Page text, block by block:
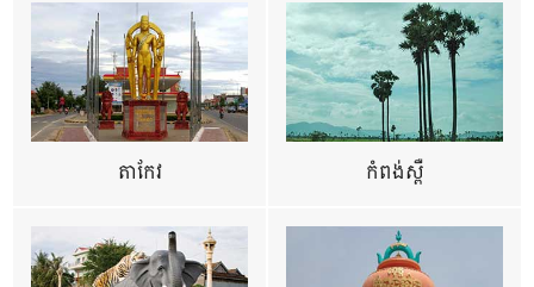
តាកែវ កំពង់ស្ពឺ